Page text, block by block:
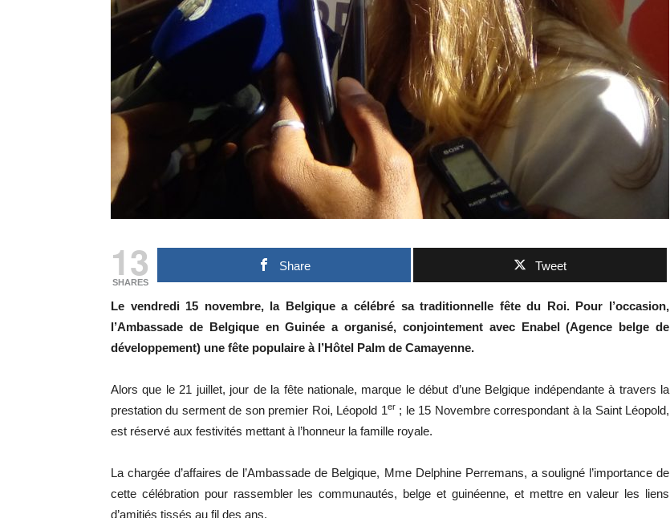
13
SHARES
Share Tweet
Le vendredi 15 novembre, la Belgique a célébré sa traditionnelle fête du Roi. Pour l’occasion,
l’Ambassade de Belgique en Guinée a organisé, conjointement avec Enabel (Agence belge de
développement) une fête populaire à l’Hôtel Palm de Camayenne.
Alors que le 21 juillet, jour de la fête nationale, marque le début d’une Belgique indépendante à travers la
prestation du serment de son premier Roi, Léopold 1er; le 15 Novembre correspondant à la Saint Léopold,
est réservé aux festivités mettant à l’honneur la famille royale.
La chargée d’affaires de l’Ambassade de Belgique, Mme Delphine Perremans, a souligné l’importance de
cette célébration pour rassembler les communautés, belge et guinéenne, et mettre en valeur les liens
d’amitiés tissés au fil des ans.